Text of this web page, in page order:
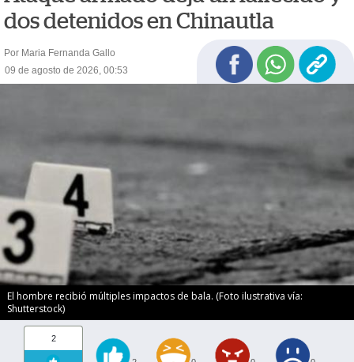
dos detenidos en Chinautla
Por Maria Fernanda Gallo
09 de agosto de 2026, 00:53
El hombre recibió múltiples impactos de bala. (Foto ilustrativa vía:
Shutterstock)
2